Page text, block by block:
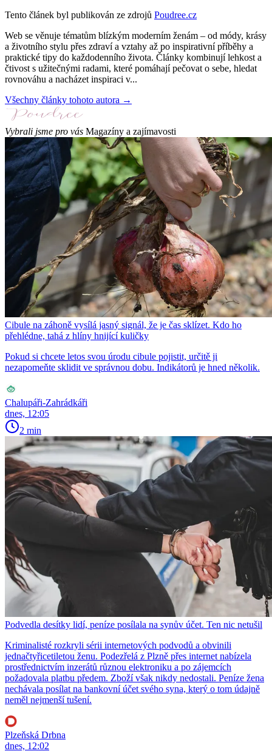
Tento článek byl publikován ze zdrojů Poudree.cz
Web se věnuje tématům blízkým moderním ženám – od módy, krásy
a životního stylu přes zdraví a vztahy až po inspirativní příběhy a
praktické tipy do každodenního života. Články kombinují lehkost a
čtivost s užitečnými radami, které pomáhají pečovat o sebe, hledat
rovnováhu a nacházet inspiraci v...
Všechny články tohoto autora →
Vybrali jsme pro vás Magazíny a zajímavosti
Cibule na záhoně vysílá jasný signál, že je čas sklízet. Kdo ho
přehlédne, tahá z hlíny hnijící kuličky
Pokud si chcete letos svou úrodu cibule pojistit, určitě ji
nezapomeňte sklidit ve správnou dobu. Indikátorů je hned několik.
Chalupáři-Zahrádkáři
dnes, 12:05
2 min
Podvedla desítky lidí, peníze posílala na synův účet. Ten nic netušil
Kriminalisté rozkryli sérii internetových podvodů a obvinili
jednačtyřicetiletou ženu. Podezřelá z Plzně přes internet nabízela
prostřednictvím inzerátů různou elektroniku a po zájemcích
požadovala platbu předem. Zboží však nikdy nedostali. Peníze žena
nechávala posílat na bankovní účet svého syna, který o tom údajně
neměl nejmenší tušení.
Plzeňská Drbna
dnes, 12:02